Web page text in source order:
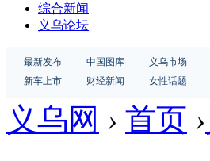
综合新闻
义乌论坛
最新发布 中国图库 义乌市场
新车上市
财经新闻 女性话题
义乌网 › 首页 ›